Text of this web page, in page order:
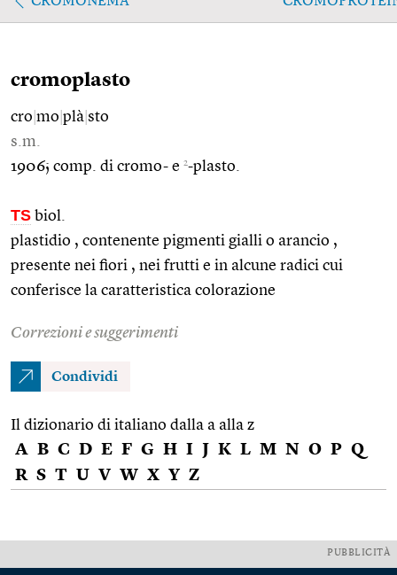
cromoplasto
cro mo plà sto
s.m.
1906; comp. di cromo- e 2-plasto.
TS biol.
plastidio , contenente pigmenti gialli o arancio ,
presente nei fiori , nei frutti e in alcune radici cui
conferisce la caratteristica colorazione
Correzioni e suggerimenti
Condividi
Il dizionario di italiano dalla a alla z
A B C D E F G H I J K L M N O P Q
R S T U V W X Y Z
PUBBLICITÀ